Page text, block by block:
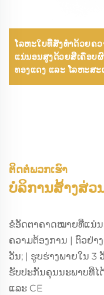
ໂລຫະໃບທີ່ສັ່ງທຳດ້ວຍຄ
ແນ່ນອນສູງດ້ວຍສີເຄືອບຜົ
ທອງແດງ ແລະ ໂລຫະສະ
ເລດທີ່ສາມາດແປງ ແລະ
ຕິດຕໍ່ພວກເຮົາ
ບໍລິການສ້າງສ່ວ
ຂໍອັດຕາຄາດໝາຍທີ່ແນ່
ຄວາມຕ້ອງການ | ຕົວຢ່
ວັນ; | ຮູບຮ່າງພາຍໃນ 3
ຮັບປະກັນຄຸນນະພາບທີ່ໄ
ແລະ CE